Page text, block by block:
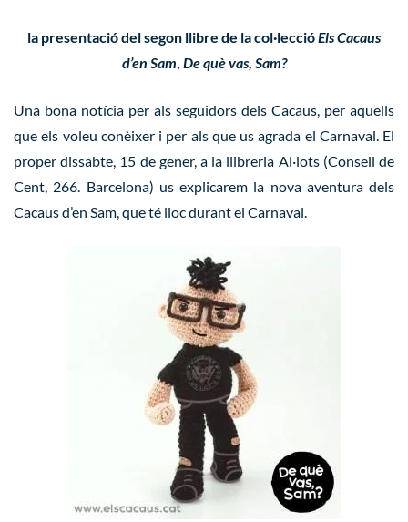
la presentació del segon llibre de la col·leccióEls Cacaus
d’en Sam, De què vas, Sam?
Una bona notícia per als seguidors dels Cacaus, per aquells
que els voleu conèixer i per als que us agrada el Carnaval. El
proper dissabte, 15 de gener, a la llibreria Al·lots (Consell de
Cent, 266. Barcelona) us explicarem la nova aventura dels
Cacaus d’en Sam, que té lloc durant el Carnaval.